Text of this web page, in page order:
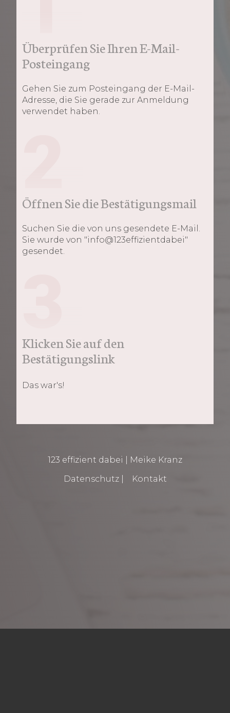
Überprüfen Sie Ihren E-Mail-
Posteingang
Gehen Sie zum Posteingang der E-Mail-
Adresse, die Sie gerade zur Anmeldung
verwendet haben.
Öffnen Sie die Bestätigungsmail
Suchen Sie die von uns gesendete E-Mail.
Sie wurde von "info@123effizientdabei"
gesendet.
Klicken Sie auf den
Bestätigungslink
Das war's!
123 effizient dabei | Meike Kranz
Datenschutz
Kontakt